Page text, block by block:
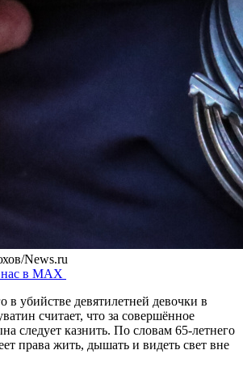
News.ru
в MAX
в убийстве девятилетней девочки в
считает, что за совершённое
следует казнить. По словам 65-летнего
права жить, дышать и видеть свет вне